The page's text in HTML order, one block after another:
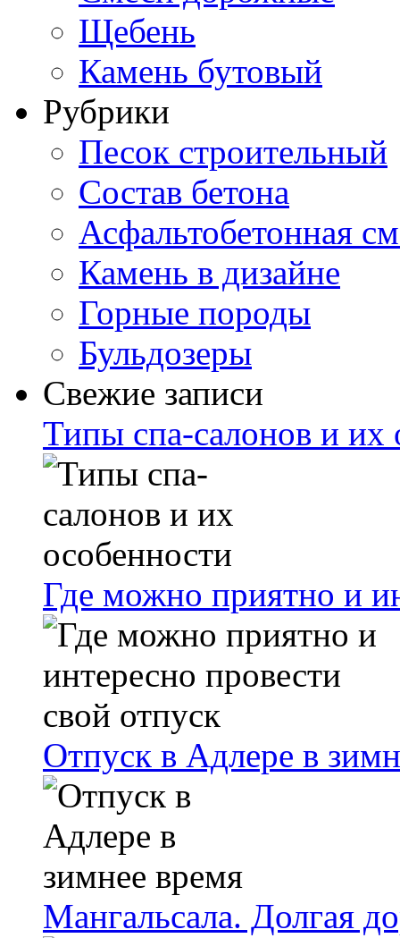
Щебень
Камень бутовый
Рубрики
Песок строительный
Состав бетона
Асфальтобетонная
Камень в дизайне
Горные породы
Бульдозеры
Свежие записи
Типы спа-салонов и их
Где можно приятно и
Отпуск в Адлере в
Мангальсала. Долгая